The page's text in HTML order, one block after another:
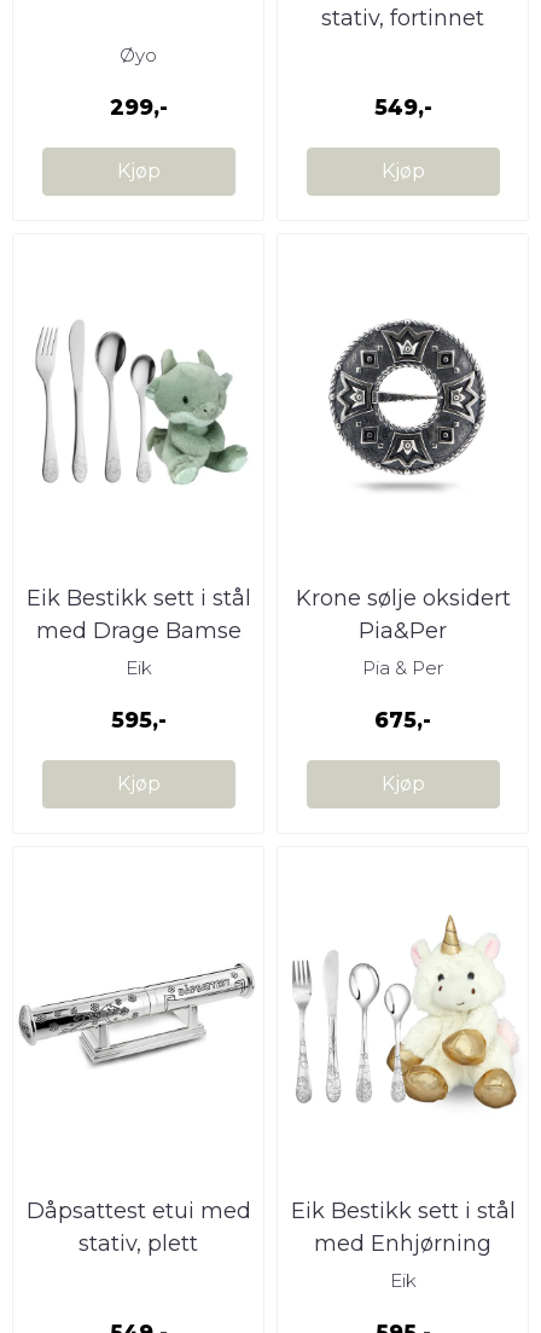
Øyo
299,-
Kjøp
stativ, fortinnet
549,-
Kjøp
Eik Bestikk sett i stål
med Drage Bamse
Eik
595,-
Kjøp
Krone sølje oksidert
Pia&Per
Pia & Per
675,-
Kjøp
Dåpsattest etui med
stativ, plett
Eik Bestikk sett i stål
med Enhjørning
Bamse
Eik